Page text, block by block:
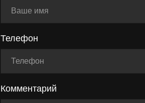
Телефон
Комментарий